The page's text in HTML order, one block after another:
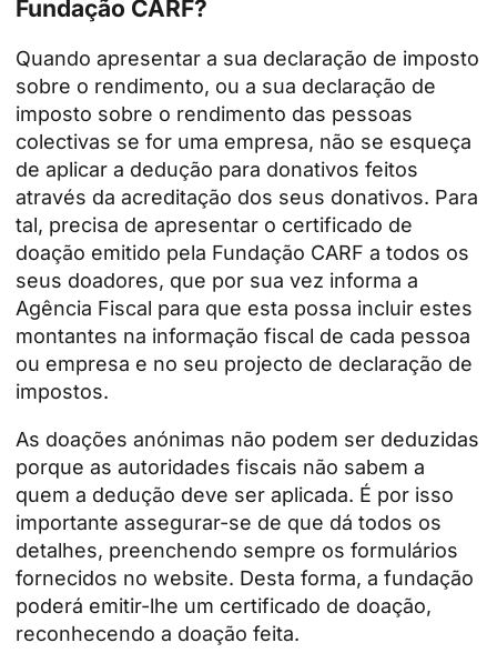
Fundação CARF?
Quando apresentar a sua declaração de imposto
sobre o rendimento, ou a sua declaração de
imposto sobre o rendimento das pessoas
colectivas se for uma empresa, não se esqueça
de aplicar a dedução para donativos feitos
através da acreditação dos seus donativos. Para
tal, precisa de apresentar o certificado de
doação emitido pela Fundação CARF a todos os
seus doadores, que por sua vez informa a
Agência Fiscal para que esta possa incluir estes
montantes na informação fiscal de cada pessoa
ou empresa e no seu projecto de declaração de
impostos.
As doações anónimas não podem ser deduzidas
porque as autoridades fiscais não sabem a
quem a dedução deve ser aplicada. É por isso
importante assegurar-se de que dá todos os
detalhes, preenchendo sempre os formulários
fornecidos no website. Desta forma, a fundação
poderá emitir-lhe um certificado de doação,
reconhecendo a doação feita.